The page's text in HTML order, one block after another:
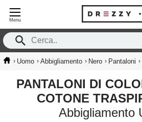
Menu
› Uomo › Abbigliamento › Nero › Pantaloni ›
PANTALONI DI COLORE NERO IN
COTONE
Abbigliamento